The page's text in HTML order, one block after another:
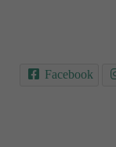
Facebook